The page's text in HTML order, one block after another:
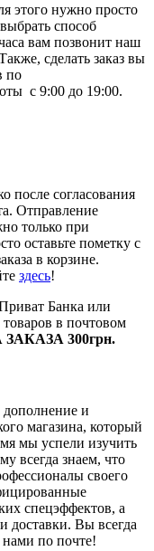
этого нужно просто
способ
вам позвонит наш
сделать заказ вы
по
с 9:00 до 19:00.
после согласования
Отправление
только при
оставьте пометку с
в корзине.
здесь!
Банка или
в почтовом
300грн.
дополнение и
магазина, который
мы успели изучить
всегда знаем, что
своего
спецэффектов, а
доставки. Вы всегда
нами по почте!